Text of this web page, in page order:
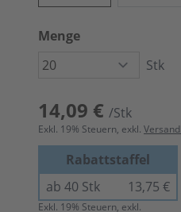
Menge
Stk
14,09 € /Stk
Exkl. 19% Steuern, exkl.
Rabattstaffel
ab 40 Stk
13,75 €
Exkl. 19% Steuern, exkl.